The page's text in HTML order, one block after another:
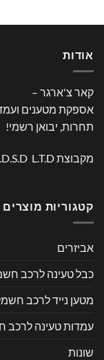
אודות
קאר צ'ארגר –
אספקת מטענים
תחרות, יבואן רשמי!
מקבוצת T.D.S.D L.T.D
קטגוריות מוצרים
אביזרים
כבל טעינה לרכב
מטען נייד לרכב
עמדות טעינה לרכב
שונות